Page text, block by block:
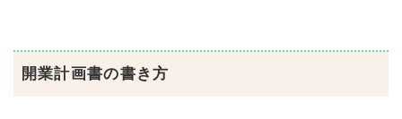
開業計画書の書き方